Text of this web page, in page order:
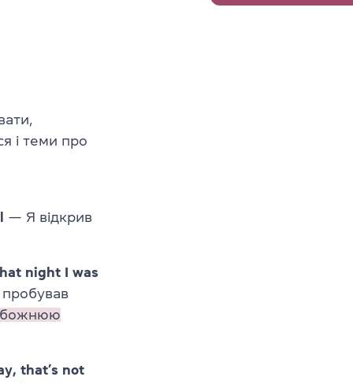
і теми про
— Я відкрив
night I was
that’s not